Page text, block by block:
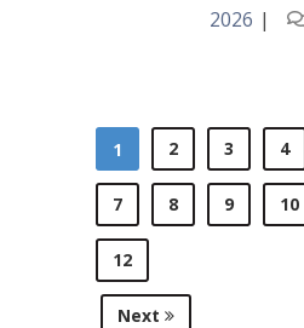
2026 |
1 2 3 4
7 8 9 10
12
Next